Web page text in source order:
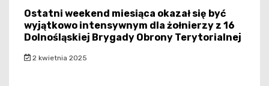
Ostatni weekend miesiąca okazał się być
wyjątkowo intensywnym dla żołnierzy z 16
Dolnośląskiej Brygady Obrony Terytorialnej
2 kwietnia 2025